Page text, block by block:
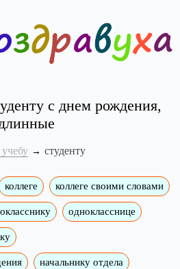
с днем рождения,
студенту
коллеге коллеге своими словами
однокласснице
начальнику отдела